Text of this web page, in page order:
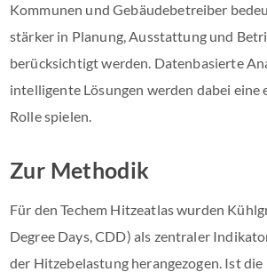
Kommunen und Gebäudebetreiber
stärker in Planung, Ausstattung und
berücksichtigt werden. Datenbasierte
intelligente Lösungen werden dabei eine
Rolle spielen.
Zur Methodik
Für den Techem Hitzeatlas wurden
Degree Days, CDD) als zentraler
der Hitzebelastung herangezogen. Ist die